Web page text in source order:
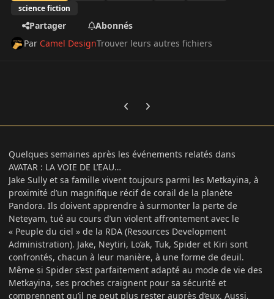
science fiction
Partager
Abonnés
Par Camel DesignTrouver leurs autres fichiers
Previous carousel slide
Next carousel slide
Quelques semaines après les événements relatés dans
AVATAR : LA VOIE DE L’EAU…
Jake Sully et sa famille vivent toujours parmi les Metkayina, à
proximité d’un magnifique récif de corail de la planète
Pandora. Ils doivent apprendre à surmonter la perte de
Neteyam, tué au cours d’un violent affrontement avec le
« Peuple du ciel » de la RDA (Resources Development
Administration). Jake, Neytiri, Lo’ak, Tuk, Spider et Kiri sont
confrontés, chacun à leur manière, à une forme de deuil.
Même si Spider s’est parfaitement adapté au mode de vie des
Metkayina, ses proches craignent pour sa sécurité et
comprennent qu’il ne peut plus rester auprès d’eux. Aussi,